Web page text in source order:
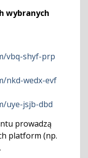
wybranych
vbq-shyf-prp
nkd-wedx-evf
uye-jsjb-dbd
prowadzą
platform (np.